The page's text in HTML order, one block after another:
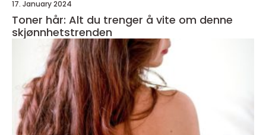
17. January 2024
Toner hår: Alt du trenger å vite om denne
skjønnhetstrenden